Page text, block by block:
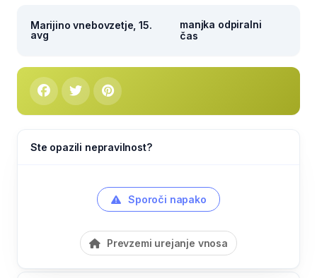
Marijino vnebovzetje, 15.
avg
manjka odpiralni
čas
Ste opazili nepravilnost?
Sporoči napako
Prevzemi urejanje vnosa